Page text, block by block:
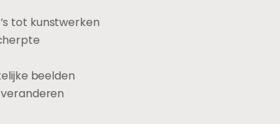
tot kunstwerken
beelden